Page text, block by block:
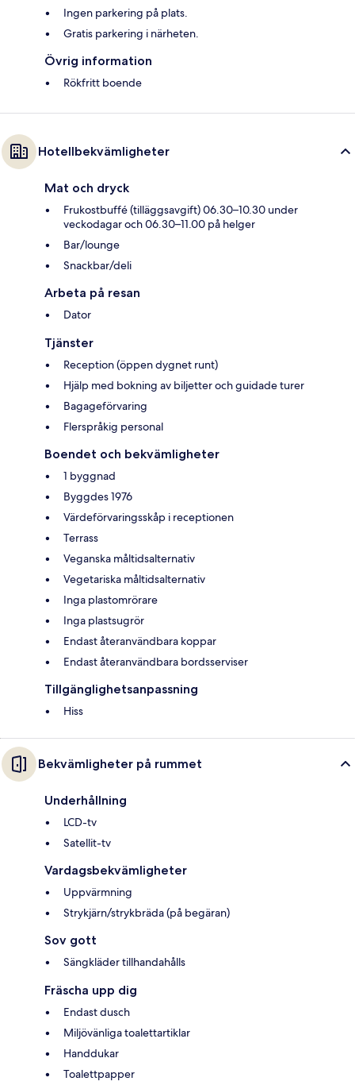
Ingen parkering på plats.
Gratis parkering i närheten.
Övrig information
Rökfritt boende
Hotellbekvämligheter
Mat och dryck
Frukostbuffé (tilläggsavgift) 06.30–10.30 under
veckodagar och 06.30–11.00 på helger
Bar/lounge
Snackbar/deli
Arbeta på resan
Dator
Tjänster
Reception (öppen dygnet runt)
Hjälp med bokning av biljetter och guidade turer
Bagageförvaring
Flerspråkig personal
Boendet och bekvämligheter
1 byggnad
Byggdes 1976
Värdeförvaringsskåp i receptionen
Terrass
Veganska måltidsalternativ
Vegetariska måltidsalternativ
Inga plastomrörare
Inga plastsugrör
Endast återanvändbara koppar
Endast återanvändbara bordsserviser
Tillgänglighetsanpassning
Hiss
Bekvämligheter på rummet
Underhållning
LCD-tv
Satellit-tv
Vardagsbekvämligheter
Uppvärmning
Strykjärn/strykbräda (på begäran)
Sov gott
Sängkläder tillhandahålls
Fräscha upp dig
Endast dusch
Miljövänliga toalettartiklar
Handdukar
Toalettpapper